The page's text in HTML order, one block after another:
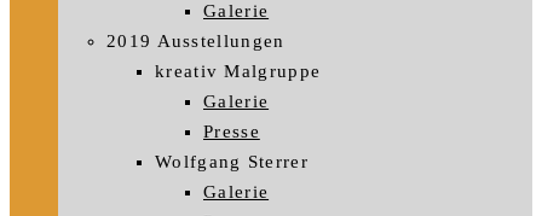
Galerie
2019 Ausstellungen
kreativ Malgruppe
Galerie
Presse
Wolfgang Sterrer
Galerie